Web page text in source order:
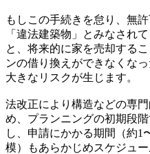
もしこの手続きを怠り、無
「違法建築物」とみなされ
と、将来的に家を売却する
ンの借り換えができなくな
大きなリスクが生じます。
法改正により構造などの専
め、プランニングの初期段
し、申請にかかる期間（約1
模）もあらかじめスケジュ